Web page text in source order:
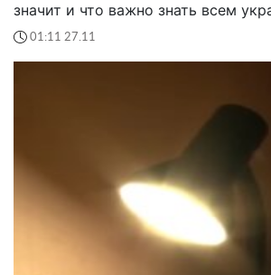
значит и что важно знать всем
01:11 27.11